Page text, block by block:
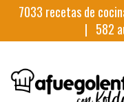
7033 recetas de
| 582